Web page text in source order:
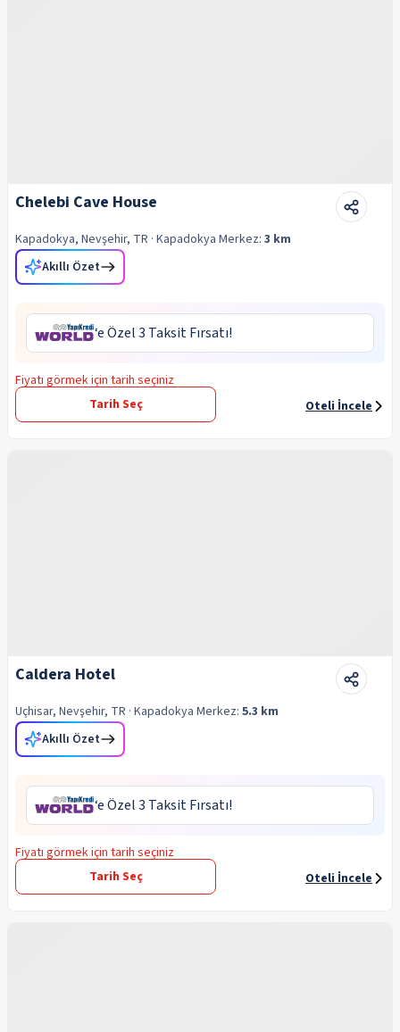
Chelebi Cave House
Kapadokya, Nevşehir, TR · Kapadokya Merkez: 3 km
Akıllı Özet
‘e Özel 3 Taksit Fırsatı!
Fiyatı görmek için tarih seçiniz
Tarih Seç
Oteli İncele
Caldera Hotel
Uçhisar, Nevşehir, TR · Kapadokya Merkez: 5.3 km
Akıllı Özet
‘e Özel 3 Taksit Fırsatı!
Fiyatı görmek için tarih seçiniz
Tarih Seç
Oteli İncele